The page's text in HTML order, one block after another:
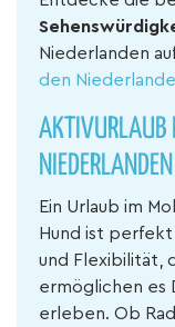
Niederlanden
den
AKTIVURLAUB
Ein Urlaub im
Hund ist
und Flexibilität,
ermöglichen es
erleben. Ob